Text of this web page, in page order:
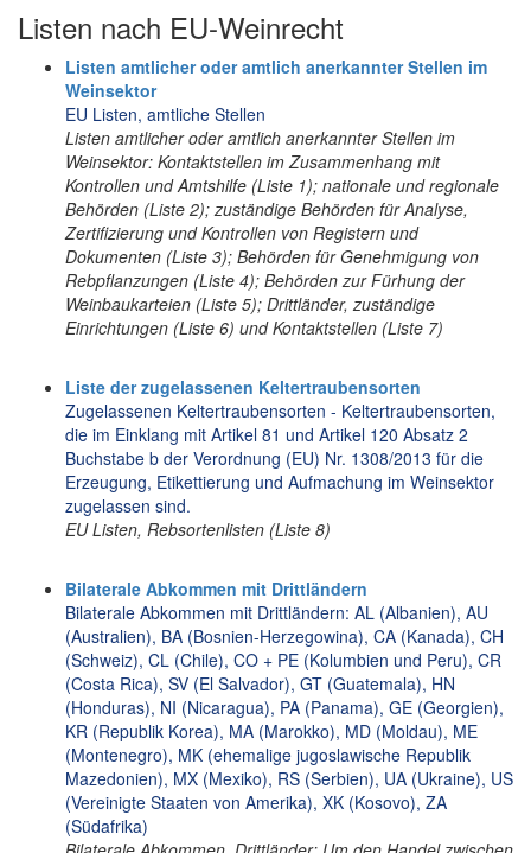
Listen nach EU-Weinrecht
Listen amtlicher oder amtlich anerkannter Stellen im
Weinsektor
EU Listen, amtliche Stellen
Listen amtlicher oder amtlich anerkannter Stellen im
Weinsektor: Kontaktstellen im Zusammenhang mit
Kontrollen und Amtshilfe (Liste 1); nationale und regionale
Behörden (Liste 2); zuständige Behörden für Analyse,
Zertifizierung und Kontrollen von Registern und
Dokumenten (Liste 3); Behörden für Genehmigung von
Rebpflanzungen (Liste 4); Behörden zur Fürhung der
Weinbaukarteien (Liste 5); Drittländer, zuständige
Einrichtungen (Liste 6) und Kontaktstellen (Liste 7)
Liste der zugelassenen Keltertraubensorten
Zugelassenen Keltertraubensorten - Keltertraubensorten,
die im Einklang mit Artikel 81 und Artikel 120 Absatz 2
Buchstabe b der Verordnung (EU) Nr. 1308/2013 für die
Erzeugung, Etikettierung und Aufmachung im Weinsektor
zugelassen sind.
EU Listen, Rebsortenlisten (Liste 8)
Bilaterale Abkommen mit Drittländern
Bilaterale Abkommen mit Drittländern: AL (Albanien), AU
(Australien), BA (Bosnien-Herzegowina), CA (Kanada), CH
(Schweiz), CL (Chile), CO + PE (Kolumbien und Peru), CR
(Costa Rica), SV (El Salvador), GT (Guatemala), HN
(Honduras), NI (Nicaragua), PA (Panama), GE (Georgien),
KR (Republik Korea), MA (Marokko), MD (Moldau), ME
(Montenegro), MK (ehemalige jugoslawische Republik
Mazedonien), MX (Mexiko), RS (Serbien), UA (Ukraine), US
(Vereinigte Staaten von Amerika), XK (Kosovo), ZA
(Südafrika)